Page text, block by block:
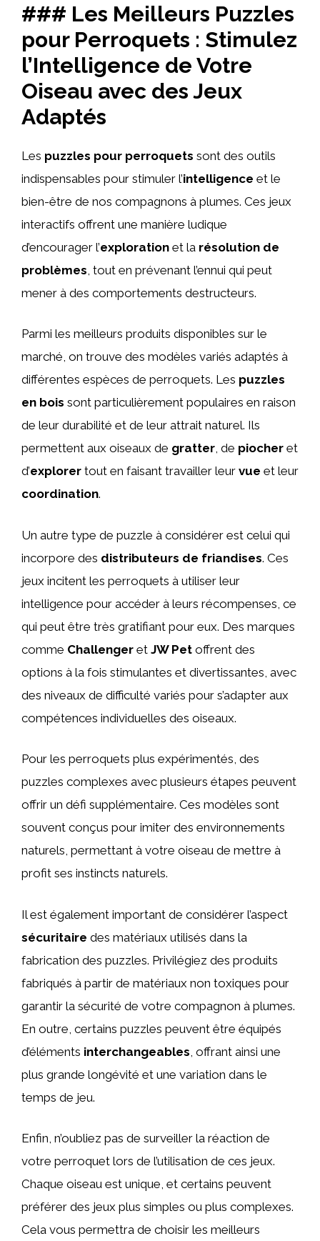
### Les Meilleurs Puzzles
pour Perroquets : Stimulez
l’Intelligence de Votre
Oiseau avec des Jeux
Adaptés
Les puzzles pour perroquets sont des outils
indispensables pour stimuler l’intelligence et le
bien-être de nos compagnons à plumes. Ces jeux
interactifs offrent une manière ludique
d’encourager l’exploration et la résolution de
problèmes , tout en prévenant l’ennui qui peut
mener à des comportements destructeurs.
Parmi les meilleurs produits disponibles sur le
marché, on trouve des modèles variés adaptés à
différentes espèces de perroquets. Les puzzles
en bois sont particulièrement populaires en raison
de leur durabilité et de leur attrait naturel. Ils
permettent aux oiseaux de gratter, de piocher et
d’explorer tout en faisant travailler leur vue et leur
coordination.
Un autre type de puzzle à considérer est celui qui
incorpore des distributeurs de friandises. Ces
jeux incitent les perroquets à utiliser leur
intelligence pour accéder à leurs récompenses, ce
qui peut être très gratifiant pour eux. Des marques
comme Challenger et JW Pet offrent des
options à la fois stimulantes et divertissantes, avec
des niveaux de difficulté variés pour s’adapter aux
compétences individuelles des oiseaux.
Pour les perroquets plus expérimentés, des
puzzles complexes avec plusieurs étapes peuvent
offrir un défi supplémentaire. Ces modèles sont
souvent conçus pour imiter des environnements
naturels, permettant à votre oiseau de mettre à
profit ses instincts naturels.
Il est également important de considérer l’aspect
sécuritaire des matériaux utilisés dans la
fabrication des puzzles. Privilégiez des produits
fabriqués à partir de matériaux non toxiques pour
garantir la sécurité de votre compagnon à plumes.
En outre, certains puzzles peuvent être équipés
d’éléments interchangeables , offrant ainsi une
plus grande longévité et une variation dans le
temps de jeu.
Enfin, n’oubliez pas de surveiller la réaction de
votre perroquet lors de l’utilisation de ces jeux.
Chaque oiseau est unique, et certains peuvent
préférer des jeux plus simples ou plus complexes.
Cela vous permettra de choisir les meilleurs